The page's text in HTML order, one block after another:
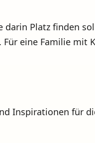
darin Platz finden
eine Familie mit
Inspirationen für